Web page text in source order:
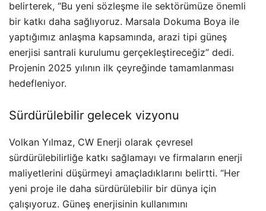
belirterek, “Bu yeni sözleşme ile sektörümüze önemli
bir katkı daha sağlıyoruz. Marsala Dokuma Boya ile
yaptığımız anlaşma kapsamında, arazi tipi güneş
enerjisi santrali kurulumu gerçekleştireceğiz” dedi.
Projenin 2025 yılının ilk çeyreğinde tamamlanması
hedefleniyor.
Sürdürülebilir gelecek vizyonu
Volkan Yılmaz, CW Enerji olarak çevresel
sürdürülebilirliğe katkı sağlamayı ve firmaların enerji
maliyetlerini düşürmeyi amaçladıklarını belirtti. “Her
yeni proje ile daha sürdürülebilir bir dünya için
çalışıyoruz. Güneş enerjisinin kullanımını